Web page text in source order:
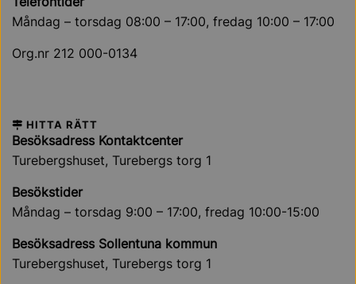
Måndag – torsdag 08:00 – 17:00, fredag 10:00 – 17:00
Org.nr 212 000-0134
HITTA RÄTT
Besöksadress Kontaktcenter
Turebergshuset, Turebergs torg 1
Besökstider
Måndag – torsdag 9:00 – 17:00, fredag 10:00-15:00
Besöksadress Sollentuna kommun
Turebergshuset, Turebergs torg 1